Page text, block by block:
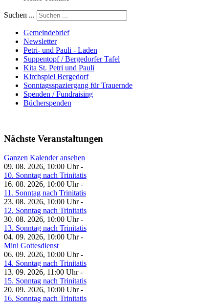
Suchen ...
Gemeindebrief
Newsletter
Petri- und Pauli - Laden
Suppentopf / Bergedorfer Tafel
Kita St. Petri und Pauli
Kirchspiel Bergedorf
Sonntagsspaziergang für Trauernde
Spenden / Fundraising
Bücherspenden
Nächste Veranstaltungen
Ganzen Kalender ansehen
09. 08. 2026, 10:00 Uhr -
10. Sonntag nach Trinitatis
16. 08. 2026, 10:00 Uhr -
11. Sonntag nach Trinitatis
23. 08. 2026, 10:00 Uhr -
12. Sonntag nach Trinitatis
30. 08. 2026, 10:00 Uhr -
13. Sonntag nach Trinitatis
04. 09. 2026, 10:00 Uhr -
Mini Gottesdienst
06. 09. 2026, 10:00 Uhr -
14. Sonntag nach Trinitatis
13. 09. 2026, 11:00 Uhr -
15. Sonntag nach Trinitatis
20. 09. 2026, 10:00 Uhr -
16. Sonntag nach Trinitatis